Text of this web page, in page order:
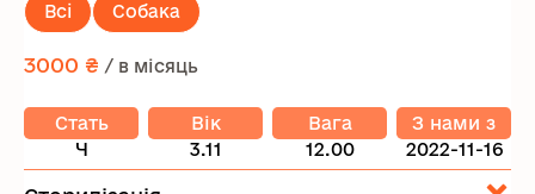
Всі Собака
3000 ₴ / в місяць
Стать
Ч
Вік
3.11
Вага
12.00
З нами з
2022-11-16